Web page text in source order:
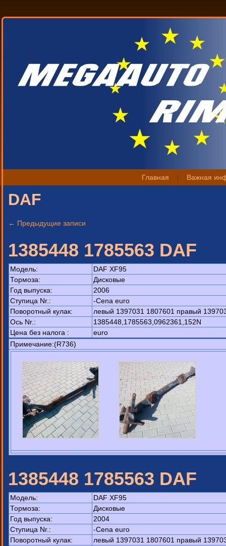
Главная Важная
DAF
← Предыдущие записи
1385448 1785563 DAF
Модель:
DAF XF95
Тормоза:
Дисковые
Год выпуска:
2006
Ступица Nr.:
-Cena euro
Поворотный кулак:
левый 1397031 1807601 правый
Ось Nr.:
1385448,1785563,0962361,152N
Цена без налога :
euro
Примечание:(R736)
1385448 1785563 DAF
Модель:
DAF XF95
Тормоза:
Дисковые
Год выпуска:
2004
Ступица Nr.:
-Cena euro
Поворотный кулак:
левый 1397031 1807601 правый